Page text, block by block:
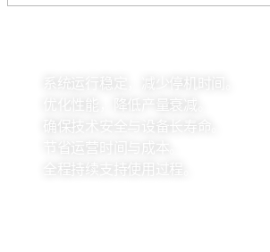
系统运行稳定，减少停机时间。
优化性能，降低产量衰减。
确保技术安全与设备长寿命。
节省运营时间与成本。
全程持续支持使用过程。